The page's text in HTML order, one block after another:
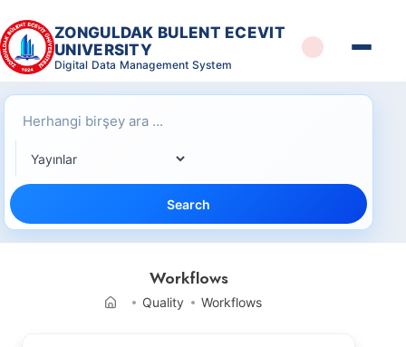
ZONGULDAK BULENT ECEVIT
UNIVERSITY
Digital Data Management System
Search
Workflows
Quality Workflows